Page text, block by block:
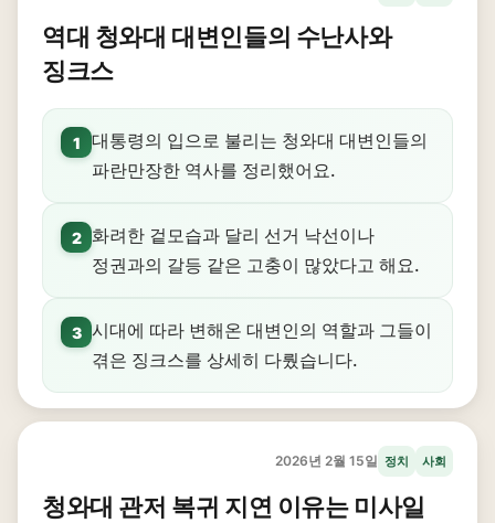
역대 청와대 대변인들의 수난사와
징크스
1
대통령의 입으로 불리는 청와대 대변인들의
파란만장한 역사를 정리했어요.
2
화려한 겉모습과 달리 선거 낙선이나
정권과의 갈등 같은 고충이 많았다고 해요.
3 시대에 따라 변해온 대변인의 역할과 그들이
겪은 징크스를 상세히 다뤘습니다.
2026년 2월 15일 정치 사회
청와대 관저 복귀 지연 이유는 미사일